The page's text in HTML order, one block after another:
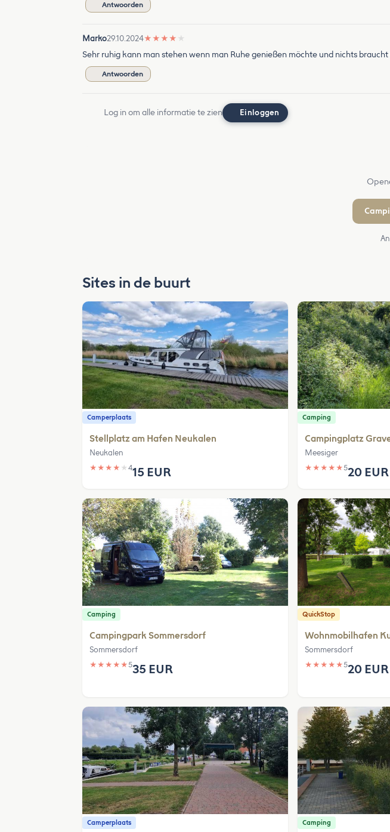
Antwoorden
Marko29.10.2024★ ★ ★ ★ ★
Sehr ruhig kann man stehen wenn man Ruhe genießen möchte und nichts braucht
Antwoorden
Log in om alle informatie te zien Einloggen
Sites in de buurt
Camperplaats
Stellplatz am Hafen Neukalen
Neukalen
★ ★ ★ ★ ★ 415 EUR
Camping
Campingplatz
Meesiger
★ ★ ★ ★ ★520 EUR
Camping
Campingpark Sommersdorf
Sommersdorf
★ ★ ★ ★ ★535 EUR
QuickStop
Wohnmobilhafen
Sommersdorf
★ ★ ★ ★ ★520 EUR
Camperplaats Camping